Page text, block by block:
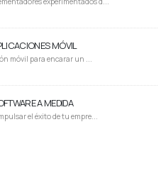
MÓVIL
móvil para encarar un ...
A MEDIDA
el éxito de tu empre...